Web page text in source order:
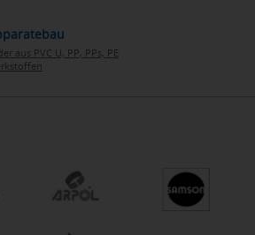
aus PVC U, PP, PPs, PE